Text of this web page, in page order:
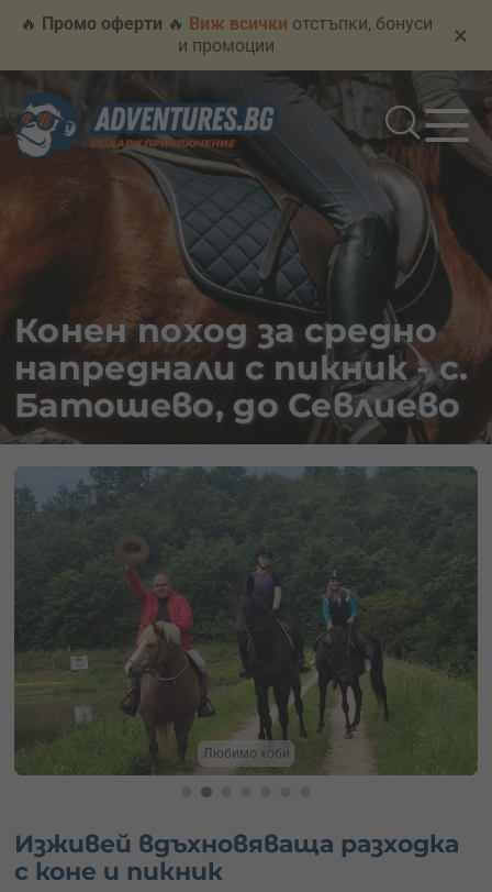
🔥 Промо оферти 🔥 Виж всички отстъпки, бонуси
и промоции
×
Конен поход за средно
напреднали с пикник - с.
Батошево, до Севлиево
Любимо хоби
Изживей вдъхновяваща разходка
с коне и пикник